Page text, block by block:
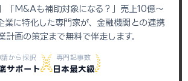
「M&Aも補助対象になる？」売上10億〜
業に特化した専門家が、金融機関との連携
計画の策定まで無料で伴走します。
請から採択
サポート
専門記事数
日本最大級